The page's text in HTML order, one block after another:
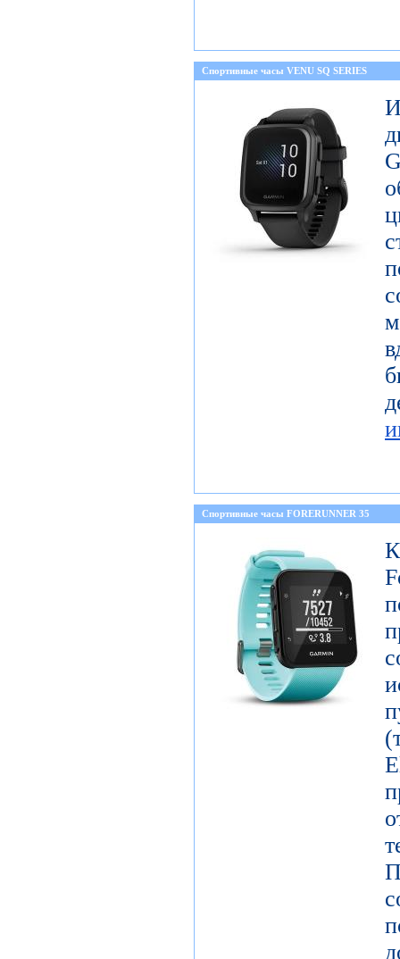
Спортивные часы VENU SQ SERIES
Спортивные часы FORERUNNER 35